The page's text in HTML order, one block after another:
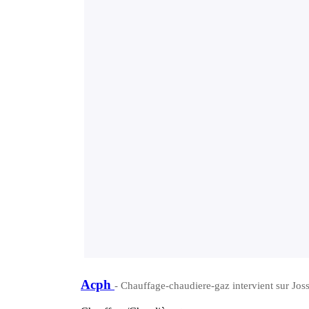
Acph - Chauffage-chaudiere-gaz intervient sur